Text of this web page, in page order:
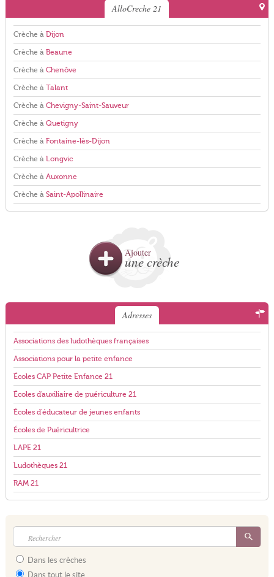
AlloCreche 21
Crèche à Dijon
Crèche à Beaune
Crèche à Chenôve
Crèche à Talant
Crèche à Chevigny-Saint-Sauveur
Crèche à Quetigny
Crèche à Fontaine-lès-Dijon
Crèche à Longvic
Crèche à Auxonne
Crèche à Saint-Apollinaire
Ajouter
une crèche
Adresses
Associations des ludothèques françaises
Associations pour la petite enfance
Écoles CAP Petite Enfance 21
Écoles d'auxiliaire de puériculture 21
Écoles d'éducateur de jeunes enfants
Écoles de Puéricultrice
LAPE 21
Ludothèques 21
RAM 21
Dans les crèches
Dans tout le site